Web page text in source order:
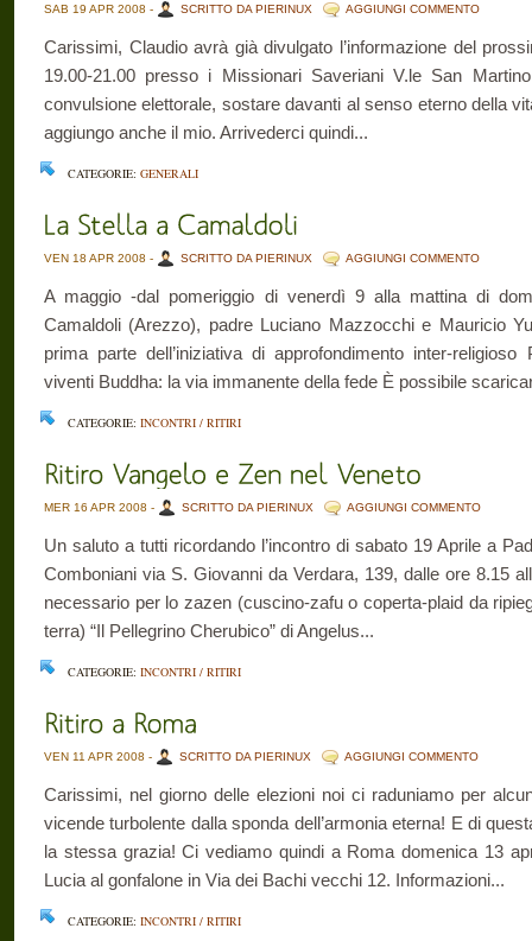
SAB 19 APR 2008 - SCRITTO DA PIERINUX AGGIUNGI COMMENTO
Carissimi, Claudio avrà già divulgato l’informazione del
19.00-21.00 presso i Missionari Saveriani V.le San
convulsione elettorale, sostare davanti al senso eterno della
aggiungo anche il mio. Arrivederci quindi...
CATEGORIE: GENERALI
VEN 18 APR 2008 - SCRITTO DA PIERINUX AGGIUNGI COMMENTO
A maggio -dal pomeriggio di venerdì 9 alla mattina di
Camaldoli (Arezzo), padre Luciano Mazzocchi e Mauricio
prima parte dell’iniziativa di approfondimento inter-
viventi Buddha: la via immanente della fede È possibile
CATEGORIE: INCONTRI / RITIRI
MER 16 APR 2008 - SCRITTO DA PIERINUX AGGIUNGI COMMENTO
Un saluto a tutti ricordando l’incontro di sabato 19 Aprile a
Comboniani via S. Giovanni da Verdara, 139, dalle ore 8.15
necessario per lo zazen (cuscino-zafu o coperta-plaid da
terra) “Il Pellegrino Cherubico” di Angelus...
CATEGORIE: INCONTRI / RITIRI
VEN 11 APR 2008 - SCRITTO DA PIERINUX AGGIUNGI COMMENTO
Carissimi, nel giorno delle elezioni noi ci raduniamo per
vicende turbolente dalla sponda dell’armonia eterna! E di
la stessa grazia! Ci vediamo quindi a Roma domenica 13
Lucia al gonfalone in Via dei Bachi vecchi 12. Informazioni...
CATEGORIE: INCONTRI / RITIRI